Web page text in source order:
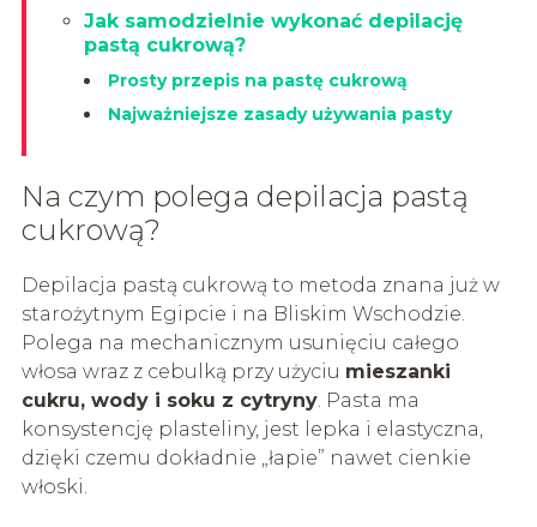
Jak samodzielnie wykonać depilację
pastą cukrową?
Prosty przepis na pastę cukrową
Najważniejsze zasady używania pasty
Na czym polega depilacja pastą
cukrową?
Depilacja pastą cukrową to metoda znana już w
starożytnym Egipcie i na Bliskim Wschodzie.
Polega na mechanicznym usunięciu całego
włosa wraz z cebulką przy użyciu mieszanki
cukru, wody i soku z cytryny. Pasta ma
konsystencję plasteliny, jest lepka i elastyczna,
dzięki czemu dokładnie „łapie” nawet cienkie
włoski.